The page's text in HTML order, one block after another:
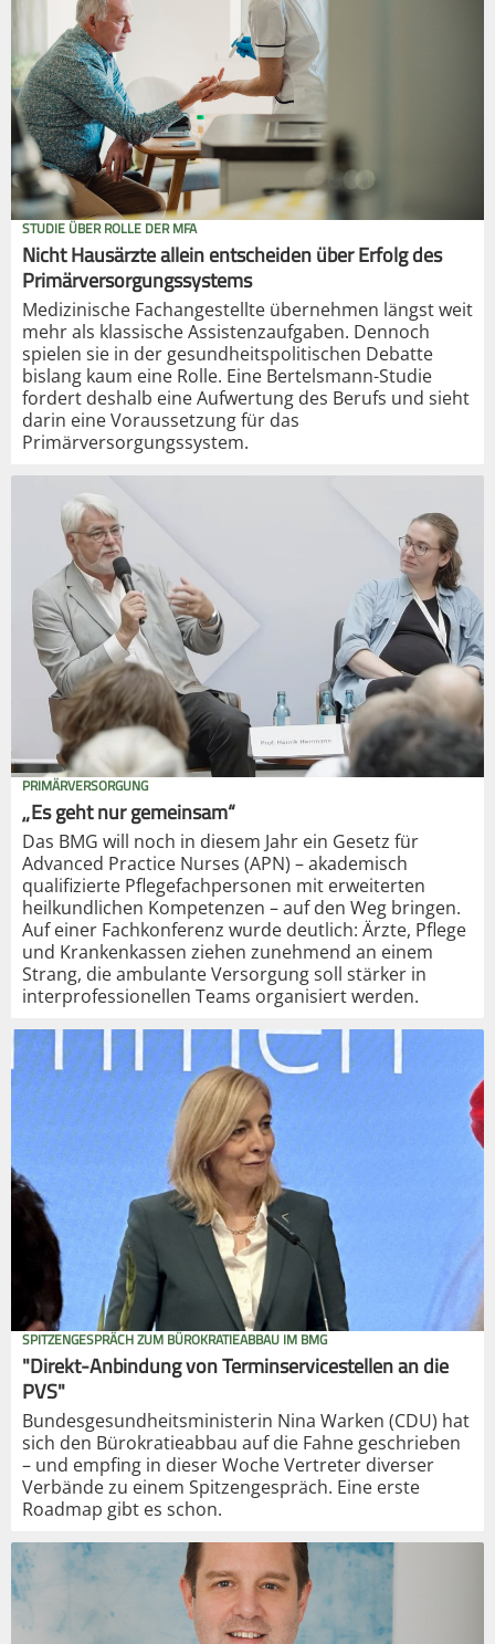
STUDIE ÜBER ROLLE DER MFA
Nicht Hausärzte allein entscheiden über Erfolg des
Primärversorgungssystems
Medizinische Fachangestellte übernehmen längst weit
mehr als klassische Assistenzaufgaben. Dennoch
spielen sie in der gesundheitspolitischen Debatte
bislang kaum eine Rolle. Eine Bertelsmann-Studie
fordert deshalb eine Aufwertung des Berufs und sieht
darin eine Voraussetzung für das
Primärversorgungssystem.
PRIMÄRVERSORGUNG
„Es geht nur gemeinsam“
Das BMG will noch in diesem Jahr ein Gesetz für
Advanced Practice Nurses (APN) – akademisch
qualifizierte Pflegefachpersonen mit erweiterten
heilkundlichen Kompetenzen – auf den Weg bringen.
Auf einer Fachkonferenz wurde deutlich: Ärzte, Pflege
und Krankenkassen ziehen zunehmend an einem
Strang, die ambulante Versorgung soll stärker in
interprofessionellen Teams organisiert werden.
SPITZENGESPRÄCH ZUM BÜROKRATIEABBAU IM BMG
"Direkt-Anbindung von Terminservicestellen an die
PVS"
Bundesgesundheitsministerin Nina Warken (CDU) hat
sich den Bürokratieabbau auf die Fahne geschrieben
– und empfing in dieser Woche Vertreter diverser
Verbände zu einem Spitzengespräch. Eine erste
Roadmap gibt es schon.